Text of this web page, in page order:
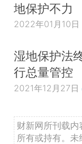
地保护不力
2022年01月10日
湿地保护法
行总量管控
2021年12月27日
财新网所刊载
所有或持有。